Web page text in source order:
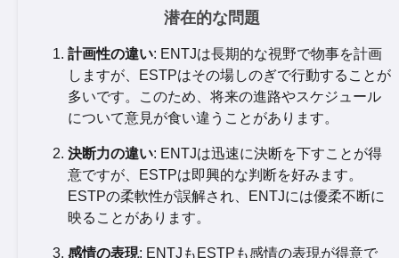
潜在的な問題
計画性の違い: ENTJは長期的な視野で物事を計画
しますが、ESTPはその場しのぎで行動することが
多いです。このため、将来の進路やスケジュール
について意見が食い違うことがあります。
決断力の違い: ENTJは迅速に決断を下すことが得
意ですが、ESTPは即興的な判断を好みます。
ESTPの柔軟性が誤解され、ENTJには優柔不断に
映ることがあります。
感情の表現: ENTJもESTPも感情の表現が得意で